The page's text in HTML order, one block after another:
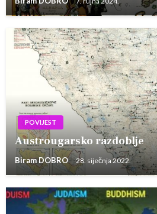
POVIJEST
Austrougarsko razdoblje
Biram DOBRO 28. siječnja 2022.